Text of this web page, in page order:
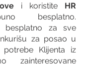
i koristite HR
besplatno.
besplatno za sve
Klijenta iz
zainteresovane